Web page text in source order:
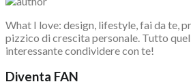
What I love: design, lifestyle, fai da te,
pizzico di crescita personale. Tutto
interessante condividere con te!
Diventa FAN